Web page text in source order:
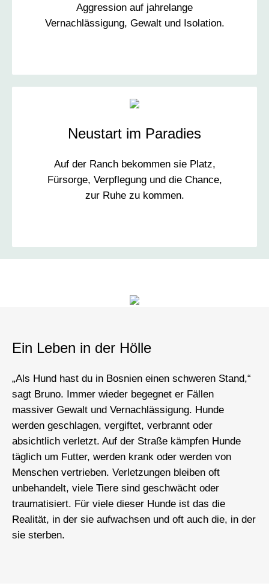
Aggression auf jahrelange
Vernachlässigung, Gewalt und Isolation.
Neustart im Paradies
Auf der Ranch bekommen sie Platz,
Fürsorge, Verpflegung und die Chance,
zur Ruhe zu kommen.
Ein Leben in der Hölle
„Als Hund hast du in Bosnien einen schweren Stand,“
sagt Bruno. Immer wieder begegnet er Fällen
massiver Gewalt und Vernachlässigung. Hunde
werden geschlagen, vergiftet, verbrannt oder
absichtlich verletzt. Auf der Straße kämpfen Hunde
täglich um Futter, werden krank oder werden von
Menschen vertrieben. Verletzungen bleiben oft
unbehandelt, viele Tiere sind geschwächt oder
traumatisiert. Für viele dieser Hunde ist das die
Realität, in der sie aufwachsen und oft auch die, in der
sie sterben.